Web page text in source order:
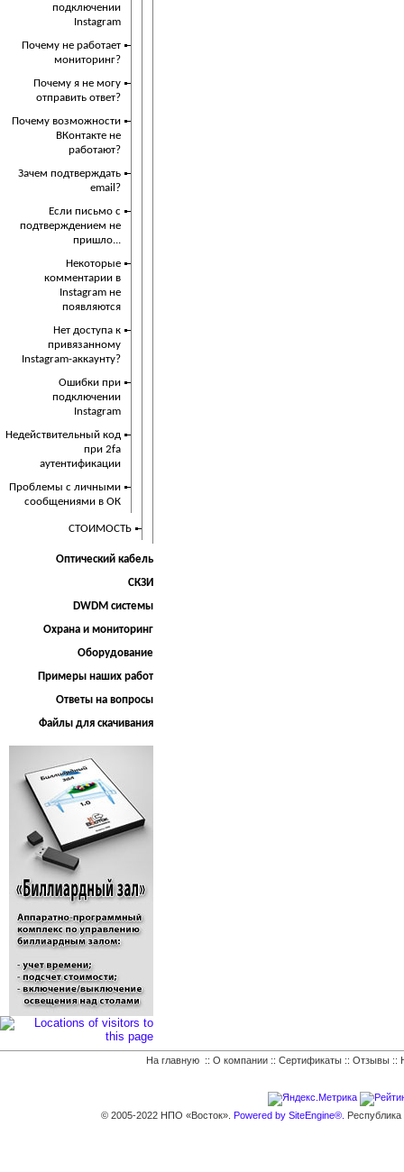
подключении
Instagram
Почему не работает
мониторинг?
Почему я не могу
отправить ответ?
Почему возможности
ВКонтакте не
работают?
Зачем подтверждать
email?
Если письмо с
подтверждением не
пришло...
Некоторые
комментарии в
Instagram не
появляются
Нет доступа к
привязанному
Instagram-аккаунту?
Ошибки при
подключении
Instagram
Недействительный код
при 2fa
аутентификации
Проблемы с личными
сообщениями в ОК
СТОИМОСТЬ
Оптический кабель
СКЗИ
DWDM системы
Охрана и мониторинг
Оборудование
Примеры наших работ
Ответы на вопросы
Файлы для скачивания
На главную :: О компании :: Сертификаты :: Отзывы ::
© 2005-2022 НПО «Восток». Powered by SiteEngine®.